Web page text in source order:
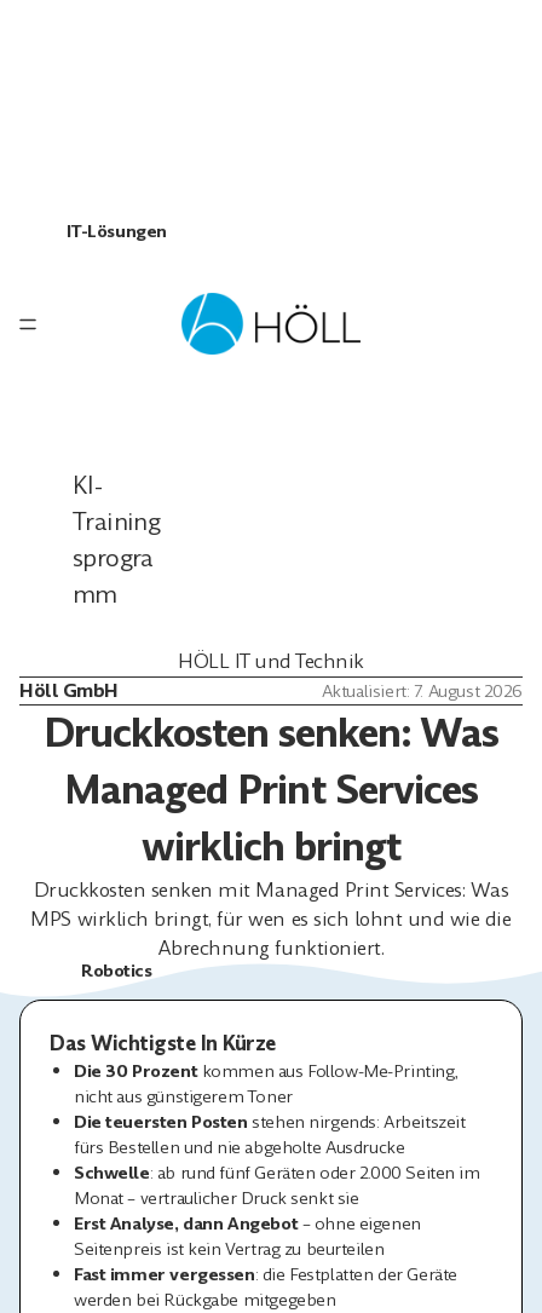
IT-Lösungen
KI-
Training
sprogra
mm
Robotics
HÖLL IT und Technik
Höll GmbH Aktualisiert: 7. August 2026
Druckkosten senken: Was
Managed Print Services
wirklich bringt
Druckkosten senken mit Managed Print Services: Was
MPS wirklich bringt, für wen es sich lohnt und wie die
Abrechnung funktioniert.
Das Wichtigste In Kürze
Die 30 Prozentkommen aus Follow-Me-Printing,
nicht aus günstigerem Toner
Die teuersten Posten stehen nirgends: Arbeitszeit
fürs Bestellen und nie abgeholte Ausdrucke
Schwelle: ab rund fünf Geräten oder 2.000 Seiten im
Monat – vertraulicher Druck senkt sie
Erst Analyse, dann Angebot– ohne eigenen
Seitenpreis ist kein Vertrag zu beurteilen
Fast immer vergessen: die Festplatten der Geräte
werden bei Rückgabe mitgegeben